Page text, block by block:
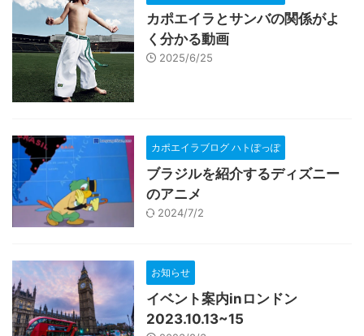
カポエイラとサンバの関係がよ
く分かる動画
2025/6/25
カポエイラブログ ハトぽっぽ
ブラジルを紹介するディズニー
のアニメ
2024/7/2
お知らせ
イベント案内inロンドン
2023.10.13~15